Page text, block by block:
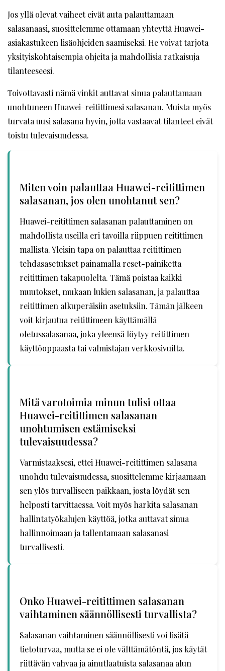
Jos yllä olevat vaiheet eivät auta palauttamaan
salasanaasi, suosittelemme ottamaan yhteyttä Huawei-
asiakastukeen lisäohjeiden saamiseksi. He voivat tarjota
yksityiskohtaisempia ohjeita ja mahdollisia ratkaisuja
tilanteeseesi.
Toivottavasti nämä vinkit auttavat sinua palauttamaan
unohtuneen Huawei-reitittimesi salasanan. Muista myös
turvata uusi salasana hyvin, jotta vastaavat tilanteet eivät
toistu tulevaisuudessa.
Miten voin palauttaa Huawei-reitittimen
salasanan, jos olen unohtanut sen?
Huawei-reitittimen salasanan palauttaminen on
mahdollista useilla eri tavoilla riippuen reitittimen
mallista. Yleisin tapa on palauttaa reitittimen
tehdasasetukset painamalla reset-painiketta
reitittimen takapuolelta. Tämä poistaa kaikki
muutokset, mukaan lukien salasanan, ja palauttaa
reitittimen alkuperäisiin asetuksiin. Tämän jälkeen
voit kirjautua reitittimeen käyttämällä
oletussalasanaa, joka yleensä löytyy reitittimen
käyttöoppaasta tai valmistajan verkkosivuilta.
Mitä varotoimia minun tulisi ottaa
Huawei-reitittimen salasanan
unohtumisen estämiseksi
tulevaisuudessa?
Varmistaaksesi, ettei Huawei-reitittimen salasana
unohdu tulevaisuudessa, suosittelemme kirjaamaan
sen ylös turvalliseen paikkaan, josta löydät sen
helposti tarvittaessa. Voit myös harkita salasanan
hallintatyökalujen käyttöä, jotka auttavat sinua
hallinnoimaan ja tallentamaan salasanasi
turvallisesti.
Onko Huawei-reitittimen salasanan
vaihtaminen säännöllisesti turvallista?
Salasanan vaihtaminen säännöllisesti voi lisätä
tietoturvaa, mutta se ei ole välttämätöntä, jos käytät
riittävän vahvaa ja ainutlaatuista salasanaa alun